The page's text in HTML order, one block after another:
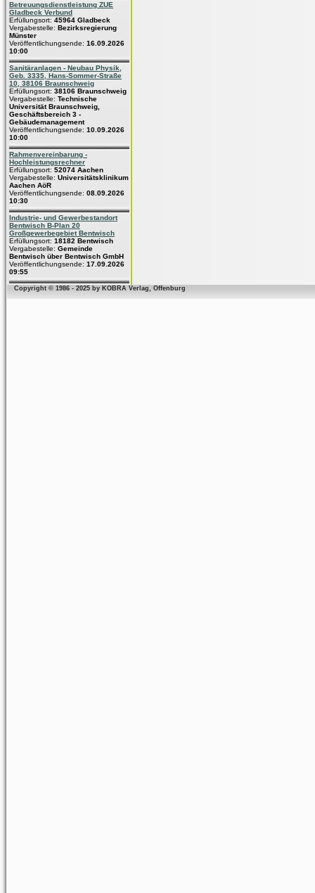
Betreuungsdienstleistung ZUE
Gladbeck Verbund
Erfüllungsort: 45964 Gladbeck
Vergabestelle: Bezirksregierung
Münster
Veröffentlichungsende: 16.09.2026
10:00
Sanitäranlagen - Neubau Physik,
Geb. 3335, Hans-Sommer-Straße
10, 38106 Braunschweig
Erfüllungsort: 38106 Braunschweig
Vergabestelle: Technische
Universität Braunschweig,
Geschäftsbereich 3 -
Gebäudemanagement
Veröffentlichungsende: 10.09.2026
10:00
Rahmenvereinbarung -
Hochleistungsrechner
Erfüllungsort: 52074 Aachen
Vergabestelle: Universitätsklinikum
Aachen AöR
Veröffentlichungsende: 08.09.2026
10:30
Industrie- und Gewerbestandort
Bentwisch B-Plan 20
Großgewerbegebiet Bentwisch
Erfüllungsort: 18182 Bentwisch
Vergabestelle: Gemeinde
Bentwisch über Bentwisch GmbH
Veröffentlichungsende: 17.09.2026
09:55
Copyright © 1986 - 2025 by KOBRA Verlag, Offenburg